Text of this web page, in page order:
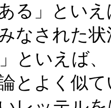
ある」とい
なされた
といえば
とよく似